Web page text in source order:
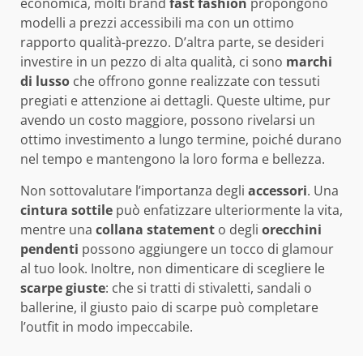
modelli a prezzi accessibili ma con un ottimo
rapporto qualità-prezzo. D’altra parte, se desideri
investire in un pezzo di alta qualità, ci sono marchi
di lusso che offrono gonne realizzate con tessuti
pregiati e attenzione ai dettagli. Queste ultime, pur
avendo un costo maggiore, possono rivelarsi un
ottimo investimento a lungo termine, poiché durano
nel tempo e mantengono la loro forma e bellezza.
Non sottovalutare l’importanza degli accessori. Una
cintura sottile può enfatizzare ulteriormente la vita,
mentre una collana statement o degli orecchini
pendenti possono aggiungere un tocco di glamour
al tuo look. Inoltre, non dimenticare di scegliere le
scarpe giuste: che si tratti di stivaletti, sandali o
ballerine, il giusto paio di scarpe può completare
l’outfit in modo impeccabile.